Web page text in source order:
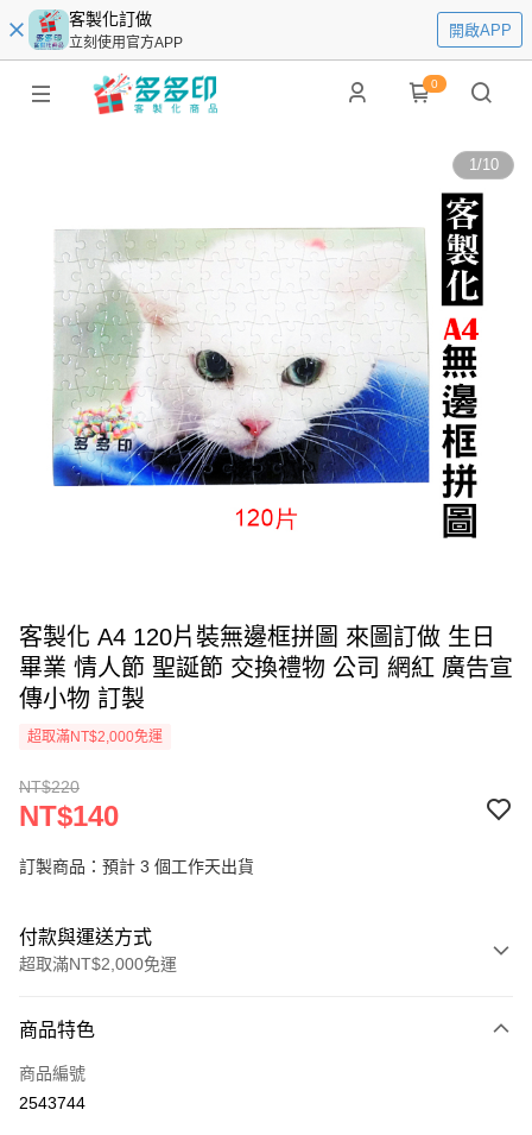
客製化訂做
立刻使用官方APP
開啟APP
0
1/10
客製化 A4 120片裝無邊框拼圖 來圖訂做 生日
畢業 情人節 聖誕節 交換禮物 公司 網紅 廣告宣
傳小物 訂製
超取滿NT$2,000免運
NT$220
NT$140
訂製商品：預計 3 個工作天出貨
付款與運送方式
超取滿NT$2,000免運
信用卡一次付款
超商取貨付款
商品特色
商品編號
2543744